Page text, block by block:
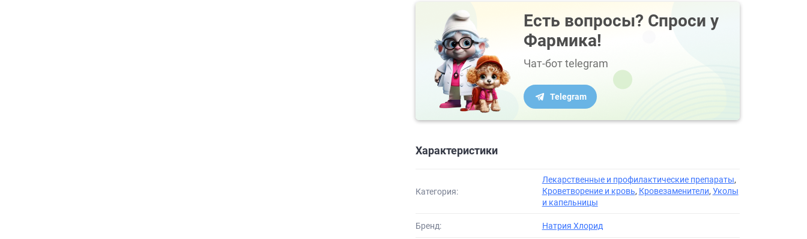
Есть вопросы? Спроси у
Фармика!
Чат-бот telegram
Telegram
Характеристики
Категория:
Лекарственные и профилактические препараты,
Кроветворение и кровь, Кровезаменители, Уколы
и капельницы
Бренд: Натрия Хлорид